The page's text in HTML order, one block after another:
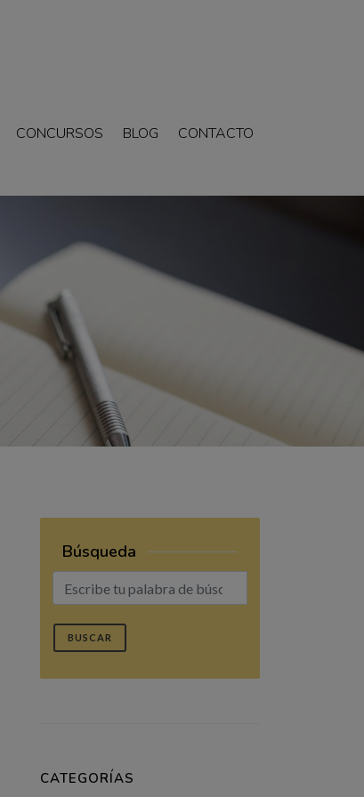
CONCURSOS BLOG CONTACTO
Búsqueda
BUSCAR
CATEGORÍAS